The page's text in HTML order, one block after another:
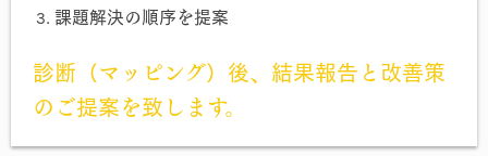
課題解決の順序を提案
診断（マッピング）後、結果報告と改善策
のご提案を致します。